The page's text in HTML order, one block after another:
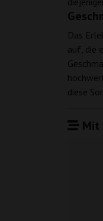
Das
auf, die
diese
Mit